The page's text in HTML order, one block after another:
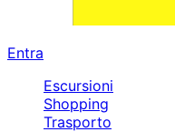
Entra
Escursioni
Shopping
Trasporto